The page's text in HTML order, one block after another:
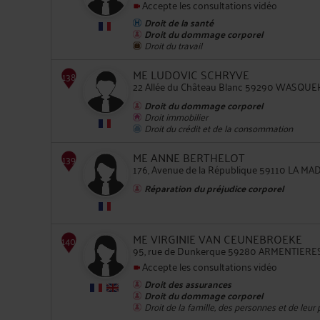
136
Accepte les consultations vidéo
Droit de la santé
Droit du dommage corporel
Droit du travail
ME LUDOVIC SCHRYVE
22 Allée du Château Blanc 59290
Droit du dommage corporel
Droit immobilier
Droit du crédit et de la consommation
ME ANNE BERTHELOT
176, Avenue de la République 59110 LA
Réparation du préjudice corporel
ME VIRGINIE VAN CEUNEBROEKE
95, rue de Dunkerque 59280
Accepte les consultations vidéo
Droit des assurances
Droit du dommage corporel
Droit de la famille, des personnes et de